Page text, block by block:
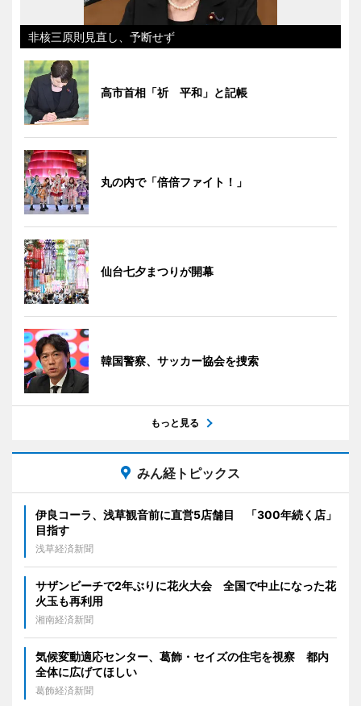
非核三原則見直し、予断せず
高市首相「祈 平和」と記帳
丸の内で「倍倍ファイト！」
仙台七夕まつりが開幕
韓国警察、サッカー協会を捜索
もっと見る
みん経トピックス
伊良コーラ、浅草観音前に直営5店舗目 「300年続く店」
目指す
浅草経済新聞
サザンビーチで2年ぶりに花火大会 全国で中止になった花
火玉も再利用
湘南経済新聞
気候変動適応センター、葛飾・セイズの住宅を視察 都内
全体に広げてほしい
葛飾経済新聞